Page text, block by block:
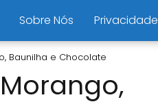
Sobre Nós Privacidade
Baunilha e Chocolate